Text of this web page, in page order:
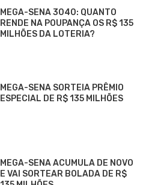
MEGA-SENA 3040: QUANTO
RENDE NA POUPANÇA OS R$ 135
MILHÕES DA LOTERIA?
MEGA-SENA SORTEIA PRÊMIO
ESPECIAL DE R$ 135 MILHÕES
MEGA-SENA ACUMULA DE NOVO
E VAI SORTEAR BOLADA DE R$